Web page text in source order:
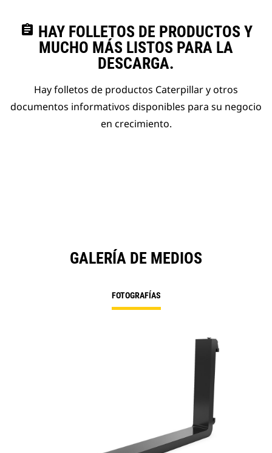
assignment HAY FOLLETOS DE PRODUCTOS Y
MUCHO MÁS LISTOS PARA LA
DESCARGA.
Hay folletos de productos Caterpillar y otros
documentos informativos disponibles para su negocio
en crecimiento.
GALERÍA DE MEDIOS
FOTOGRAFÍAS